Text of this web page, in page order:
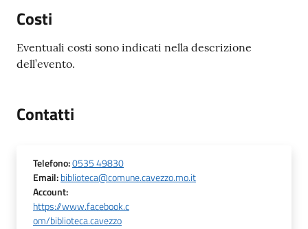
Costi
Eventuali costi sono indicati nella descrizione
dell’evento.
Contatti
Telefono:0535 49830
Email:biblioteca@comune.cavezzo.mo.it
Account:
https://www.facebook.c
om/biblioteca.cavezzo